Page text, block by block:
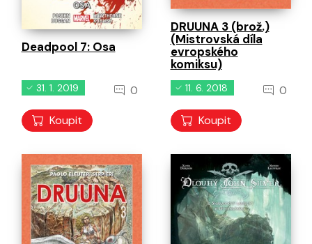
Deadpool 7: Osa
31. 1. 2019 0
Koupit
DRUUNA 3 (brož.)
(Mistrovská díla
evropského
komiksu)
11. 6. 2018 0
Koupit